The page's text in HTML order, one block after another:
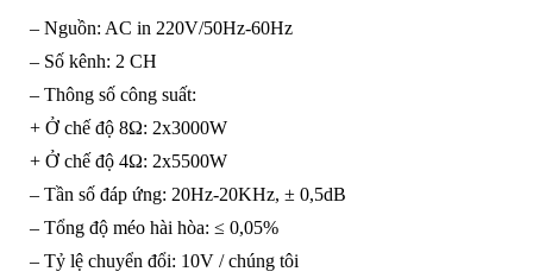
– Nguồn: AC in 220V/50Hz-60Hz
– Số kênh: 2 CH
– Thông số công suất:
+ Ở chế độ 8Ω: 2x3000W
+ Ở chế độ 4Ω: 2x5500W
– Tần số đáp ứng: 20Hz-20KHz, ± 0,5dB
– Tổng độ méo hài hòa: ≤ 0,05%
– Tỷ lệ chuyển đổi: 10V / chúng tôi